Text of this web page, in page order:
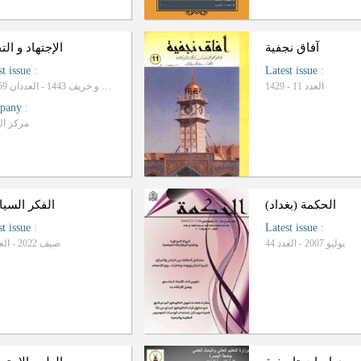
الإجتهاد و
issue :
صیف 1442 و خریف 1443 - العددان 59 و 60
:
مرکز
آفاق نجفیة
Latest issue :
1429 - العدد 11
الفکر
issue :
صیف 2022 - العدد 82
الحکمة (بغداد)
Latest issue :
یولیو 2007 - العدد 44